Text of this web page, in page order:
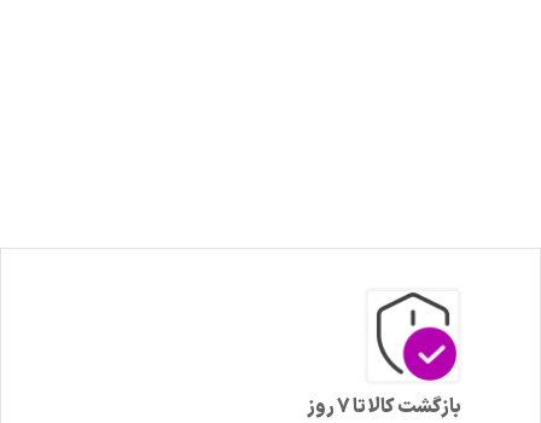
بازگشت کالا تا 7 روز